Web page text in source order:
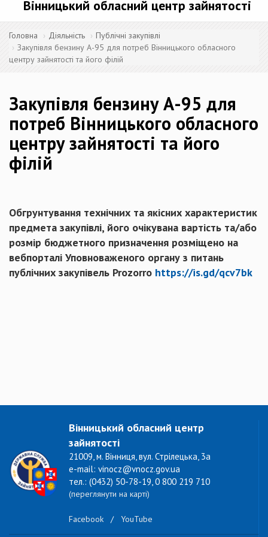
Вінницький обласний центр зайнятості
Головна Діяльність
Публічні закупівлі
Закупівля бензину А-95 для потреб Вінницького обласного
центру зайнятості та його філій
Закупівля бензину А-95 для
потреб Вінницького обласного
центру зайнятості та його
філій
Обгрунтування технічних та якісних характеристик
предмета закупівлі, його очікувана вартість та/або
розмір бюджетного призначення розміщено на
вебпорталі Уповноваженого органу з питань
публічних закупівель Prozorro https://is.gd/qcv7bk
Вінницький обласний центр
зайнятості
21009, м. Вінниця, вул. Стрілецька, 3а
e-mail: vinocz@vnocz.gov.ua
тел.: (0432) 50-78-19, 0 800 219 710
(переглянути на карті)
Facebook / YouTube